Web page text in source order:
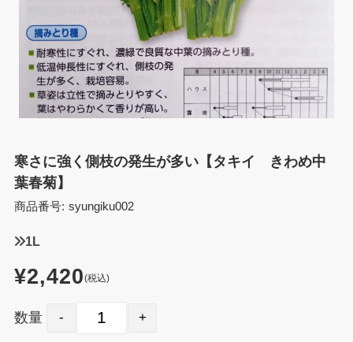
寒さに強く側枝の発生が多い【タキイ きわめ中
葉春菊】
商品番号: syungiku002
1L
¥2,420(税込)
数量